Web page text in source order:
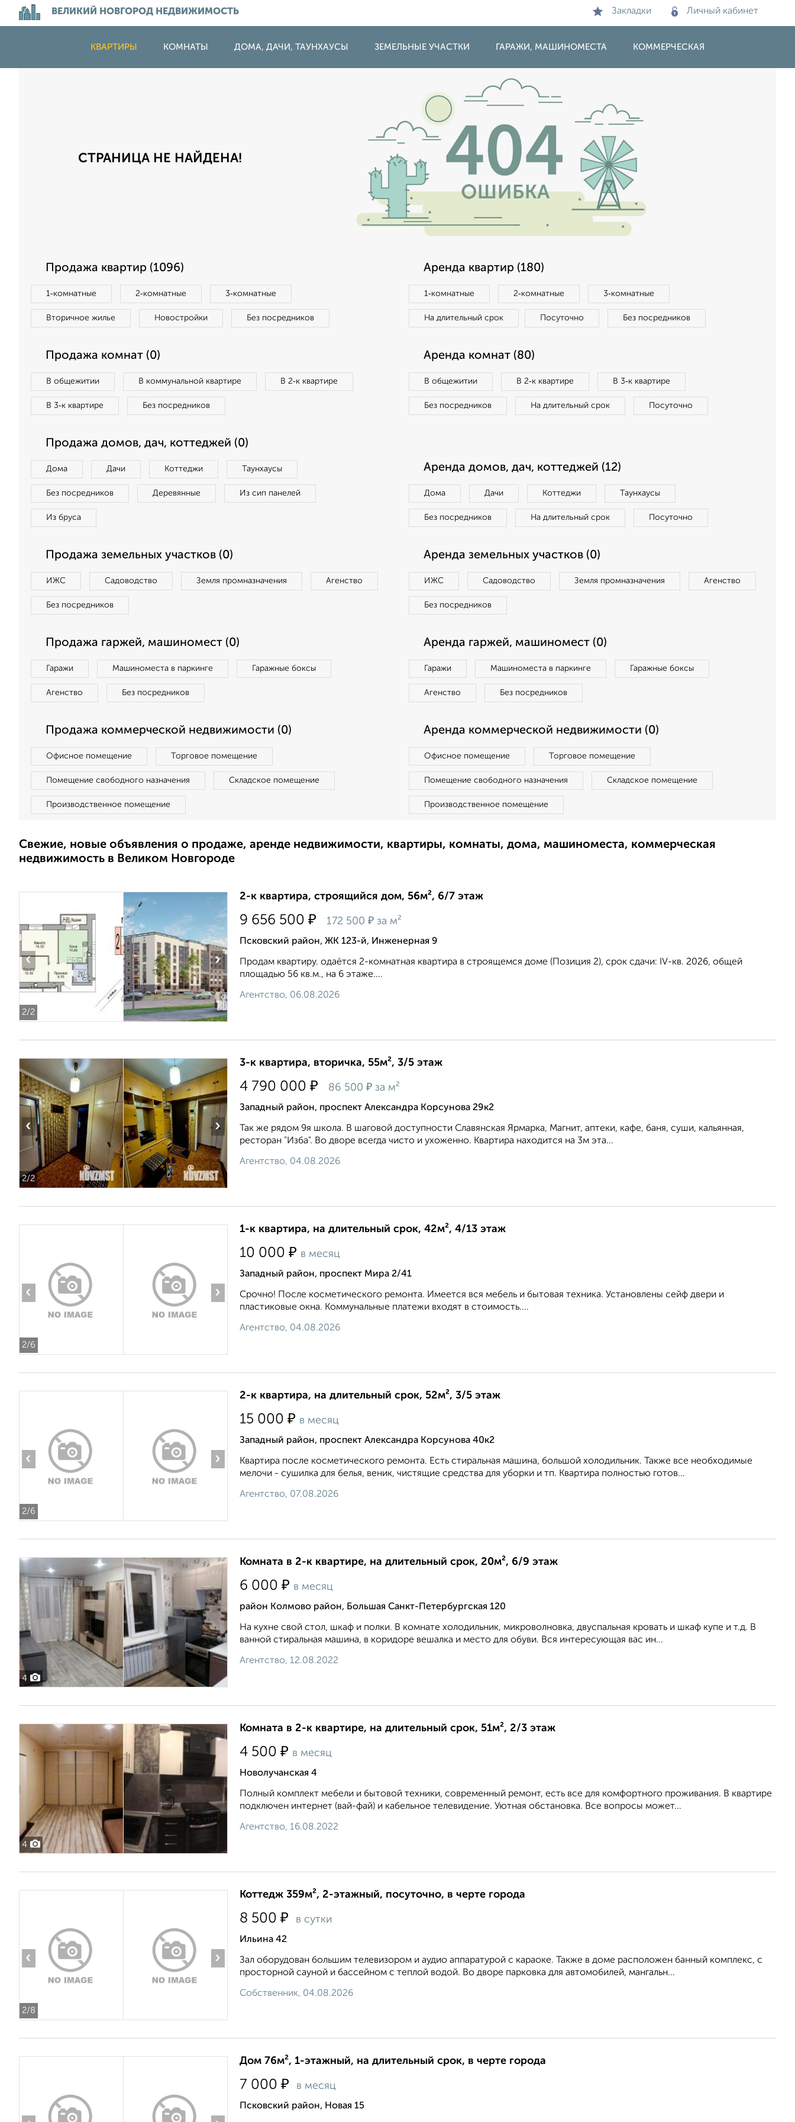
ВЕЛИКИЙ НОВГОРОД НЕДВИЖИМОСТЬ Закладки Личный кабинет
КВАРТИРЫ КОМНАТЫ ДОМА, ДАЧИ, ТАУНХАУСЫ ЗЕМЕЛЬНЫЕ УЧАСТКИ ГАРАЖИ, МАШИНОМЕСТА КОММЕРЧЕСКАЯ
СТРАНИЦА НЕ НАЙДЕНА!
Продажа квартир (1096)
1‑комнатные 2‑комнатные 3‑комнатные
Вторичное жилье Новостройки Без посредников
Аренда квартир (180)
1‑комнатные 2‑комнатные 3‑комнатные
На длительный срок Посуточно Без посредников
Продажа комнат (0)
В общежитии В коммунальной квартире В 2‑к квартире
В 3‑к квартире Без посредников
Аренда комнат (80)
В общежитии В 2‑к квартире В 3‑к квартире
Без посредников На длительный срок Посуточно
Продажа домов, дач, коттеджей (0)
Дома Дачи Коттеджи Таунхаусы
Без посредников Деревянные Из сип панелей
Из бруса
Аренда домов, дач, коттеджей (12)
Дома Дачи Коттеджи Таунхаусы
Без посредников На длительный срок Посуточно
Продажа земельных участков (0)
ИЖС Садоводство Земля промназначения Агенство
Без посредников
Аренда земельных участков (0)
ИЖС Садоводство Земля промназначения Агенство
Без посредников
Продажа гаржей, машиномест (0)
Гаражи Машиноместа в паркинге Гаражные боксы
Агенство Без посредников
Аренда гаржей, машиномест (0)
Гаражи Машиноместа в паркинге Гаражные боксы
Агенство Без посредников
Продажа коммерческой недвижимости (0)
Офисное помещение Торговое помещение
Помещение свободного назначения Складское помещение
Производственное помещение
Аренда коммерческой недвижимости (0)
Офисное помещение Торговое помещение
Помещение свободного назначения Складское помещение
Производственное помещение
Свежие, новые объявления о продаже, аренде недвижимости, квартиры, комнаты, дома, машиноместа, коммерческая
недвижимость в Великом Новгороде
2/2
‹ ›
2-к квартира, строящийся дом, 56м², 6/7 этаж
9 656 500 ₽ 172 500 ₽ за м²
Псковский район, ЖК 123-й, Инженерная 9
Продам квартиру. одаётся 2-комнатная квартира в строящемся доме (Позиция 2), срок сдачи: IV-кв. 2026, общей
площадью 56 кв.м., на 6 этаже....
Агентство, 06.08.2026
2/2
‹ ›
3-к квартира, вторичка, 55м², 3/5 этаж
4 790 000 ₽ 86 500 ₽ за м²
Западный район, проспект Александра Корсунова 29к2
Так же рядом 9я школа. В шаговой доступности Славянская Ярмарка, Магнит, аптеки, кафе, баня, суши, кальянная,
ресторан "Изба". Во дворе всегда чисто и ухоженно. Квартира находится на 3м эта...
Агентство, 04.08.2026
2/6
‹ ›
1-к квартира, на длительный срок, 42м², 4/13 этаж
10 000 ₽ в месяц
Западный район, проспект Мира 2/41
Срочно! После косметического ремонта. Имеется вся мебель и бытовая техника. Установлены сейф двери и
пластиковые окна. Коммунальные платежи входят в стоимость....
Агентство, 04.08.2026
2/6
‹ ›
2-к квартира, на длительный срок, 52м², 3/5 этаж
15 000 ₽ в месяц
Западный район, проспект Александра Корсунова 40к2
Квартира после косметического ремонта. Есть стиральная машина, большой холодильник. Также все необходимые
мелочи - сушилка для белья, веник, чистящие средства для уборки и тп. Квартира полностью готов...
Агентство, 07.08.2026
4
Комната в 2-к квартире, на длительный срок, 20м², 6/9 этаж
6 000 ₽ в месяц
район Колмово район, Большая Санкт-Петербургская 120
На кухне свой стол, шкаф и полки. В комнате холодильник, микроволновка, двуспальная кровать и шкаф купе и т.д. В
ванной стиральная машина, в коридоре вешалка и место для обуви. Вся интересующая вас ин...
Агентство, 12.08.2022
4
Комната в 2-к квартире, на длительный срок, 51м², 2/3 этаж
4 500 ₽ в месяц
Новолучанская 4
Полный комплект мебели и бытовой техники, современный ремонт, есть все для комфортного проживания. В квартире
подключен интернет (вай-фай) и кабельное телевидение. Уютная обстановка. Все вопросы может...
Агентство, 16.08.2022
2/8
‹ ›
Коттедж 359м², 2-этажный, посуточно, в черте города
8 500 ₽ в сутки
Ильина 42
Зал оборудован большим телевизором и аудио аппаратурой с караоке. Также в доме расположен банный комплекс, с
просторной сауной и бассейном с теплой водой. Во дворе парковка для автомобилей, мангальн...
Собственник, 04.08.2026
Дом 76м², 1-этажный, на длительный срок, в черте города
7 000 ₽ в месяц
Псковский район, Новая 15